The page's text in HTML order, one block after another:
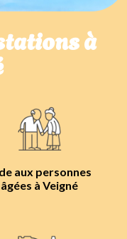
à
aux personnes
âgées à Veigné